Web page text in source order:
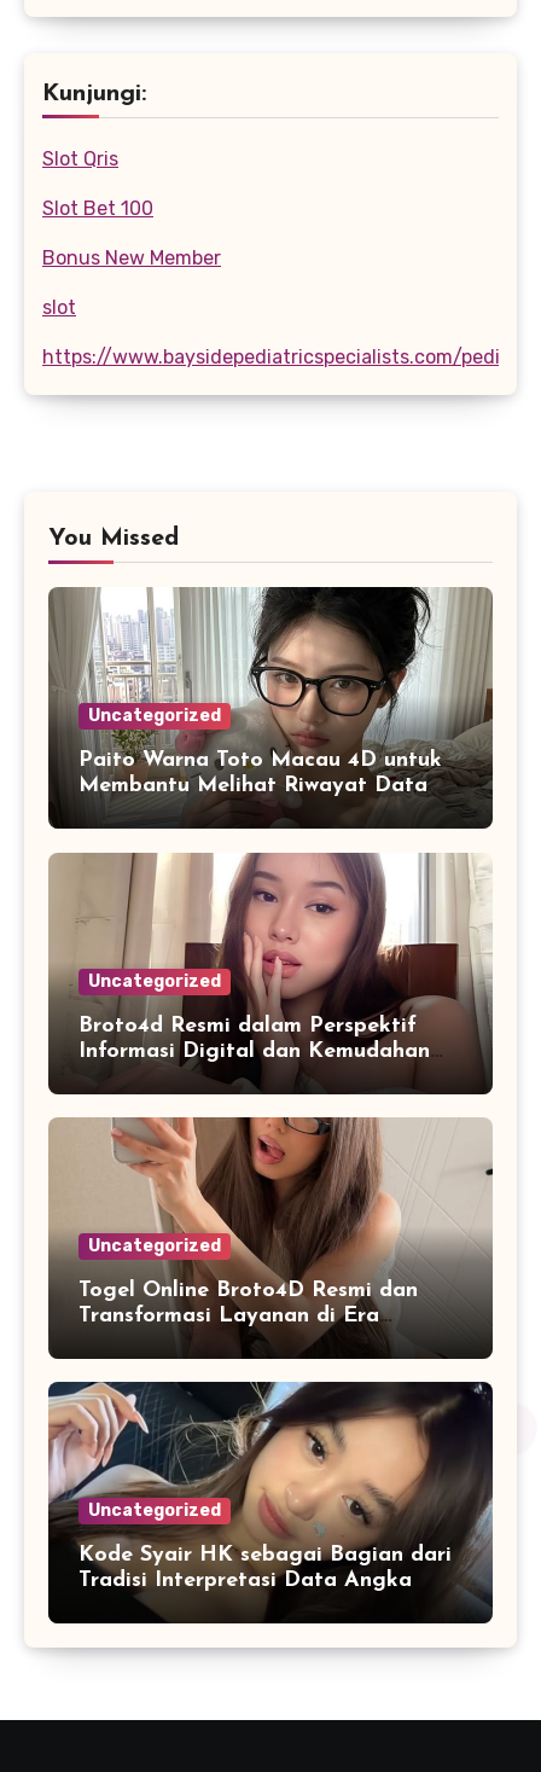
Kunjungi:
Slot Qris
Slot Bet 100
Bonus New Member
slot
https://www.baysidepediatricspecialists.com/
You Missed
Uncategorized
Paito Warna Toto Macau 4D untuk
Membantu Melihat Riwayat Data
Secara Lebih Praktis
Uncategorized
Broto4d Resmi dalam Perspektif
Informasi Digital dan Kemudahan
Akses Pengguna
Uncategorized
Togel Online Broto4D Resmi dan
Transformasi Layanan di Era
Uncategorized
Kode Syair HK sebagai Bagian dari
Tradisi Interpretasi Data Angka